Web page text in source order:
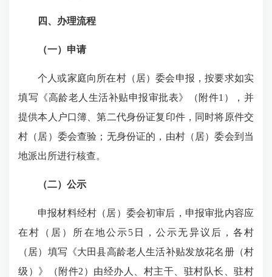
四、办理流程
（一）申请
个人或家庭向所在村（居）委会申报，按要求如实
填写《高龄老人生活补贴申报审批表》（附件1），并
提供本人户口簿、第二代身份证复印件，同时将原件交
村（居）委会查验；无身份证的，由村（居）委会到当
地派出所进行核查。
（二）公示
申报材料经村（居）委会初审后，申报审批内容应
在村（居）所在地公示5日，公示无异议后，各村
（居）填写《大田县高龄老人生活补贴发放花名册（村
级）》（附件2）由经办人、村主干、驻村队长、驻村